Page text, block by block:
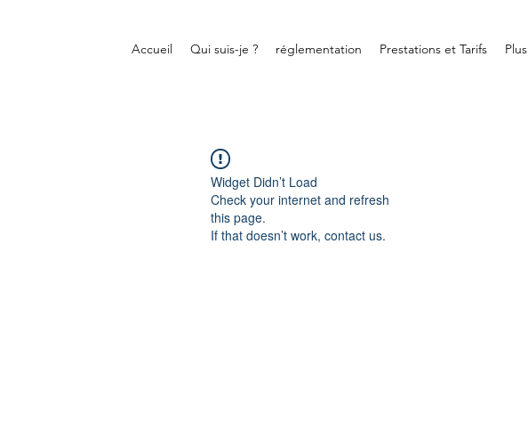
Accueil Qui suis-je ? réglementation Prestations et Tarifs Plus
Widget Didn’t Load
Check your internet and refresh
this page.
If that doesn’t work, contact us.